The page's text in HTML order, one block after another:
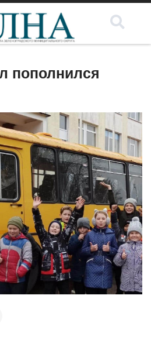
пополнился